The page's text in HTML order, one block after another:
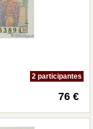
2 participantes
76 €